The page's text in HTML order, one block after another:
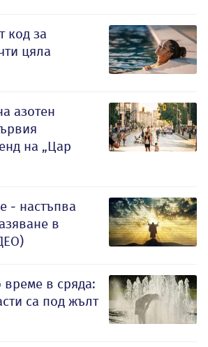
код за
цяла
азотен
на „Цар
- настъпва
в
в сряда:
са под жълт